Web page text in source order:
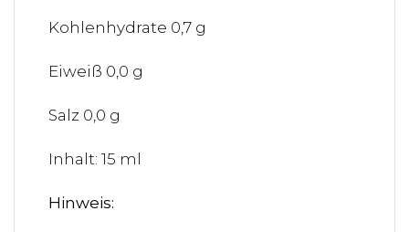
Kohlenhydrate 0,7 g
Eiweiß 0,0 g
Salz 0,0 g
Inhalt: 15 ml
Hinweis: